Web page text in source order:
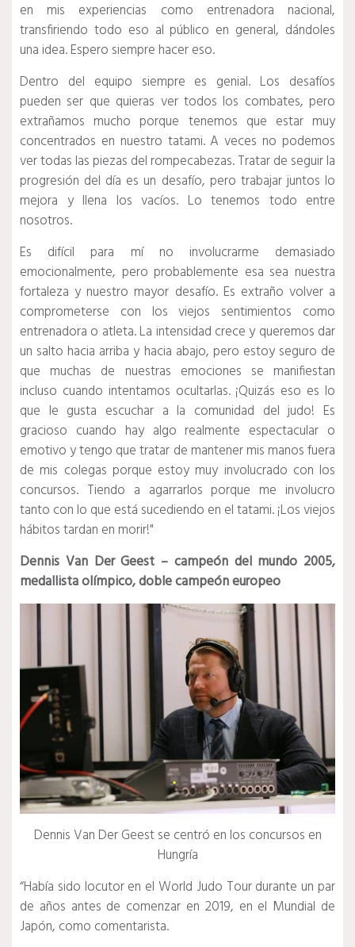
en mis experiencias como entrenadora nacional,
transfiriendo todo eso al público en general, dándoles
una idea.Espero siempre hacer eso.
Dentro del equipo siempre es genial. Los desafíos
pueden ser que quieras ver todos los combates, pero
extrañamos mucho porque tenemos que estar muy
concentrados en nuestro tatami.A veces no podemos
ver todas las piezas del rompecabezas.Tratar de seguir la
progresión del día es un desafío, pero trabajar juntos lo
mejora y llena los vacíos. Lo tenemos todo entre
nosotros.
Es difícil para mí no involucrarme demasiado
emocionalmente, pero probablemente esa sea nuestra
fortaleza y nuestro mayor desafío. Es extraño volver a
comprometerse con los viejos sentimientos como
entrenadora o atleta.La intensidad crece y queremos dar
un salto hacia arriba y hacia abajo, pero estoy seguro de
que muchas de nuestras emociones se manifiestan
incluso cuando intentamos ocultarlas. ¡Quizás eso es lo
que le gusta escuchar a la comunidad del judo! Es
gracioso cuando hay algo realmente espectacular o
emotivo y tengo que tratar de mantener mis manos fuera
de mis colegas porque estoy muy involucrado con los
concursos. Tiendo a agarrarlos porque me involucro
tanto con lo que está sucediendo en el tatami.¡Los viejos
hábitos tardan en morir!"
Dennis Van Der Geest – campeón del mundo 2005,
medallista olímpico, doble campeón europeo
Dennis Van Der Geest se centró en los concursos en
Hungría
“Había sido locutor en el World Judo Tour durante un par
de años antes de comenzar en 2019, en el Mundial de
Japón, como comentarista.